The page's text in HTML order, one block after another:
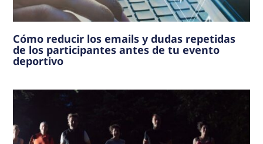
Cómo reducir los emails y dudas repetidas
de los participantes antes de tu evento
deportivo